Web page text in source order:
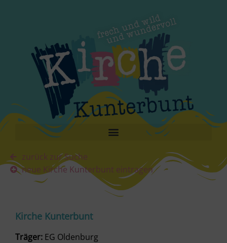
zurück zur Suche
neue Kirche Kunterbunt eintragen
Kirche Kunterbunt
Träger: EG Oldenburg